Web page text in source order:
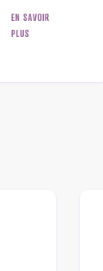
EN SAVOIR
PLUS